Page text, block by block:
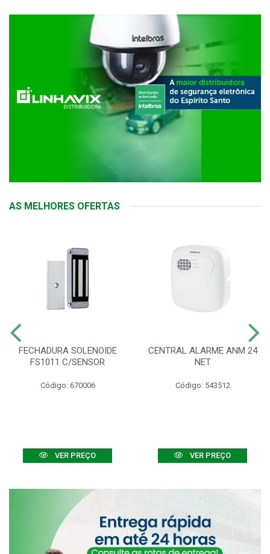
AS MELHORES OFERTAS
FECHADURA SOLENOIDE
FS1011 C/SENSOR
Código: 670006
VER PREÇO
CENTRAL ALARME ANM 24
NET
Código: 543512
VER PREÇO